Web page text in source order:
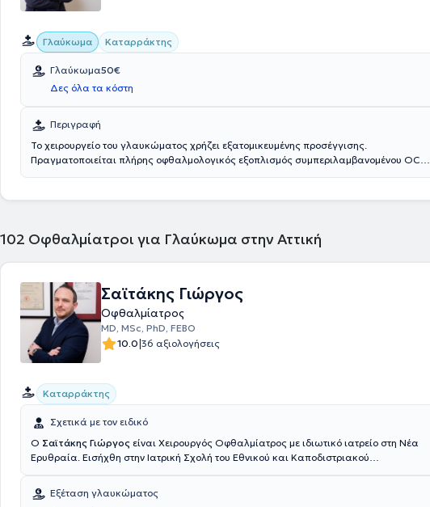
Γλαύκωμα Καταρράκτης
Γλαύκωμα50€
Δες όλα τα κόστη
Περιγραφή
Το χειρουργείο του γλαυκώματος χρήζει εξατομικευμένης προσέγγισης.
Πραγματοποιείται πλήρης οφθαλμολογικός εξοπλισμός συμπεριλαμβανομένου OCT.
Επίσης χρειάζονται όλες οι προηγούμενες εξετάσεις.
102 Οφθαλμίατροι για Γλαύκωμα στην Αττική
Σαϊτάκης Γιώργος
Οφθαλμίατρος
MD, MSc, PhD, FEBO
10.0|36 αξιολογήσεις
Καταρράκτης
Σχετικά με τον ειδικό
Ο Σαϊτάκης Γιώργος είναι Χειρουργός Οφθαλμίατρος με ιδιωτικό ιατρείο στη Νέα
Ερυθραία. Εισήχθη στην Ιατρική Σχολή του Εθνικού και Καποδιστριακού
υπότροφος του «Γερουλακείου Ιδρύματος» καθ’ όλη τη διάρκεια της εξαετούς φοίτησης
στην Ιατρική Σχολή, ως αριστούχος εισακτέος και ακολούθως, ως φοιτητής (2005-
Εξέταση γλαυκώματος